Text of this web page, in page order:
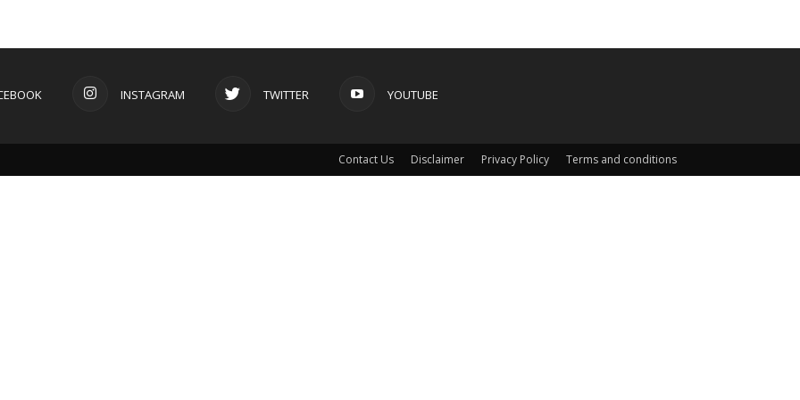
INSTAGRAM TWITTER YOUTUBE
Contact Us Disclaimer Privacy Policy Terms and conditions